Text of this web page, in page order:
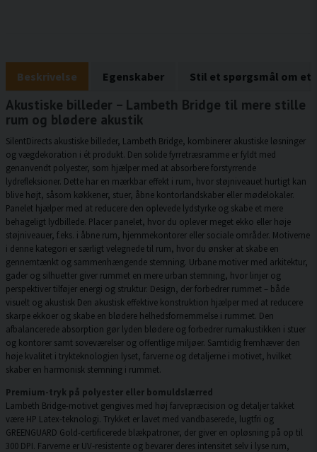
Beskrivelse Egenskaber Stil et spørgsmål om et
Akustiske billeder – Lambeth Bridge til mere stille
rum og blødere akustik
SilentDirects akustiske billeder, Lambeth Bridge, kombinerer akustiske løsninger
og vægdekoration i ét produkt. Den solide fyrretræsramme er fyldt med
genanvendt polyester, som hjælper med at absorbere forstyrrende
lydrefleksioner. Dette har en mærkbar effekt i rum, hvor støjniveauet hurtigt kan
blive højt, såsom køkkener, stuer, åbne kontorlandskaber eller mødelokaler.
Panelet hjælper med at reducere den oplevede lydstyrke og skabe et mere
behageligt lydbillede. Placer panelet, hvor du oplever meget ekko eller høje
støjniveauer, f.eks. i åbne rum, hjemmekontorer eller sociale områder. Motiverne
i denne kategori er særligt velegnede til rum, hvor du ønsker at skabe en
gennemtænkt og sammenhængende stemning. Urbane motiver med arkitektur,
gader og silhuetter giver rummet en mere urban stemning, hvor linjer og
perspektiver tilføjer energi og struktur. Design, der forbedrer rummet – både
visuelt og akustisk Den akustisk effektive konstruktion hjælper med at reducere
skarpe ekkoer og skabe en blødere helhedsfornemmelse i rummet. Den
afbalancerede absorption gør lyden blødere og forbedrer rumakustikken i stuer
og kontorer samt soveværelser og offentlige miljøer. Samtidig fremhæver den
høje kvalitet i trykteknologien lyset, farverne og detaljerne i motivet, hvilket
skaber en harmonisk stemning i rummet.
Premium-tryk på polyester eller bomuldslærred
Lambeth Bridge-motivet gengives med høj farvepræcision og detaljer takket
være HP Latex-teknologi. Trykket er lavet med vandbaserede, lugtfri og
GREENGUARD Gold-certificerede blækpatroner, der giver en opløsning på op til
300 DPI. Farverne er UV-resistente og bevarer deres intensitet selv i lyse rum,